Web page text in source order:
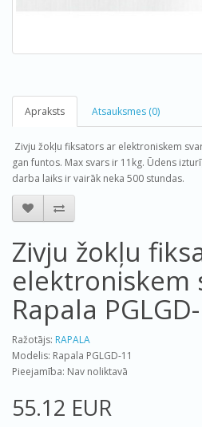
Apraksts Atsauksmes (0)
Zivju žokļu fiksators ar elektroniskem
gan funtos. Max svars ir 11kg. Ūdens
darba laiks ir vairāk neka 500 stundas.
Zivju žokļu
elektroniskem
Rapala
Ražotājs: RAPALA
Modelis: Rapala PGLGD-11
Pieejamība: Nav noliktavā
55.12 EUR